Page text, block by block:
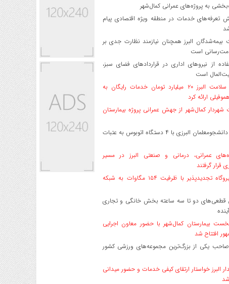
به پروژه‌های عمرانی کمال‌شهر
تعرفه‌های خدمات در منطقه ویژه اقتصادی پیام
بیمه‌شدگان البرز همچنان نیازمند نظارت جدی بر
است
از نیروهای اداری در قراردادهای فضای سبز،
است
بیمه سلامت البرز ۲۰ میلیارد تومان خدمات رایگان به
ارائه کرد
شهردار کمال‌شهر از جهش عمرانی پروژه بیمارستان
اعزام دانشجو‌معلمان البرزی با ۴ دستگاه اتوبوس به عتبات
عمرانی، درمانی و صنعتی البرز در مسیر
قرار گرفتند
۱۷ نیروگاه تجدیدپذیر با ظرفیت ۱۵۴ مگاوات به شبکه
قطعی‌های دو تا سه ساعته بخش خانگی و تجاری
بیمارستان کمال‌شهر با حضور معاون اجرایی
افتتاح شد
صاحب یکی از بزرگ‌ترین مجموعه‌های ورزشی کشور
البرز خواستار ارتقای کیفی خدمات و حضور میدانی